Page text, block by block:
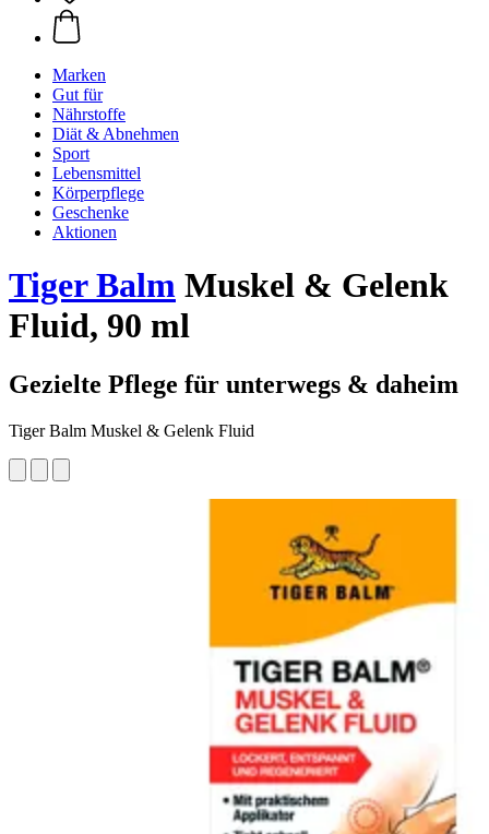
Marken
Gut für
Nährstoffe
Diät & Abnehmen
Sport
Lebensmittel
Körperpflege
Geschenke
Aktionen
Tiger Balm Muskel & Gelenk
Fluid, 90 ml
Gezielte Pflege für unterwegs & daheim
Tiger Balm Muskel & Gelenk Fluid